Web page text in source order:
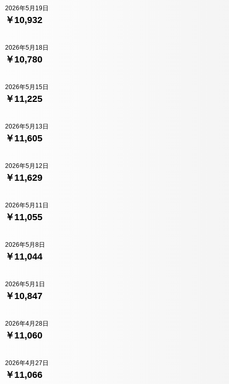
￥10,932
2026年5月19日
￥10,780
2026年5月18日
￥11,225
2026年5月15日
￥11,605
2026年5月13日
￥11,629
2026年5月12日
￥11,055
2026年5月11日
￥11,044
2026年5月8日
￥10,847
2026年5月1日
￥11,060
2026年4月28日
￥11,066
2026年4月27日